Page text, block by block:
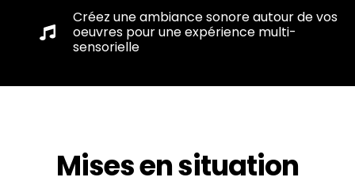
Créez une ambiance sonore autour de vos
oeuvres pour une expérience multi-
sensorielle
Mises en situation